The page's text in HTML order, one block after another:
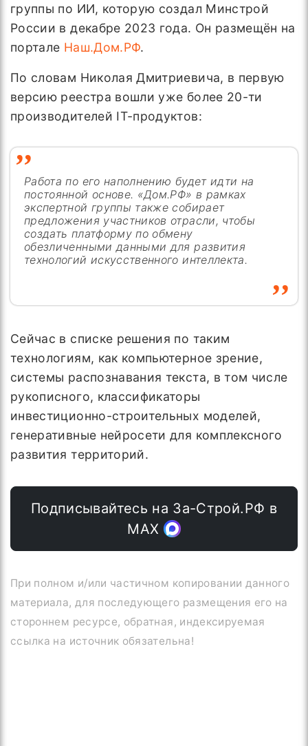
группы по ИИ, которую создал Минстрой
России в декабре 2023 года. Он размещён на
портале Наш.Дом.РФ.
По словам Николая Дмитриевича, в первую
версию реестра вошли уже более 20-ти
производителей IT-продуктов:
Работа по его наполнению будет идти на
постоянной основе. «Дом.РФ» в рамках
экспертной группы также собирает
предложения участников отрасли, чтобы
создать платформу по обмену
обезличенными данными для развития
технологий искусственного интеллекта.
Сейчас в списке решения по таким
технологиям, как компьютерное зрение,
системы распознавания текста, в том числе
рукописного, классификаторы
инвестиционно-строительных моделей,
генеративные нейросети для комплексного
развития территорий.
Подписывайтесь на За-Строй.РФ в
МАХ
При полном и/или частичном копировании данного
материала, для последующего размещения его на
стороннем ресурсе, обратная, индексируемая
ссылка на источник обязательна!